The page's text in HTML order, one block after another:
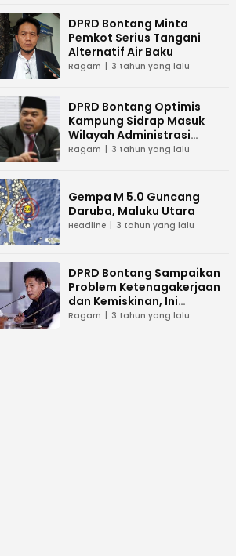
DPRD Bontang Minta
Pemkot Serius Tangani
Alternatif Air Baku
Ragam 3 tahun yang lalu
DPRD Bontang Optimis
Kampung Sidrap Masuk
Wilayah Administrasi
Bontang
Ragam 3 tahun yang lalu
Gempa M 5.0 Guncang
Daruba, Maluku Utara
Headline 3 tahun yang lalu
DPRD Bontang Sampaikan
Problem Ketenagakerjaan
dan Kemiskinan, Ini
Tanggapan Wawali Kota
Ragam 3 tahun yang lalu